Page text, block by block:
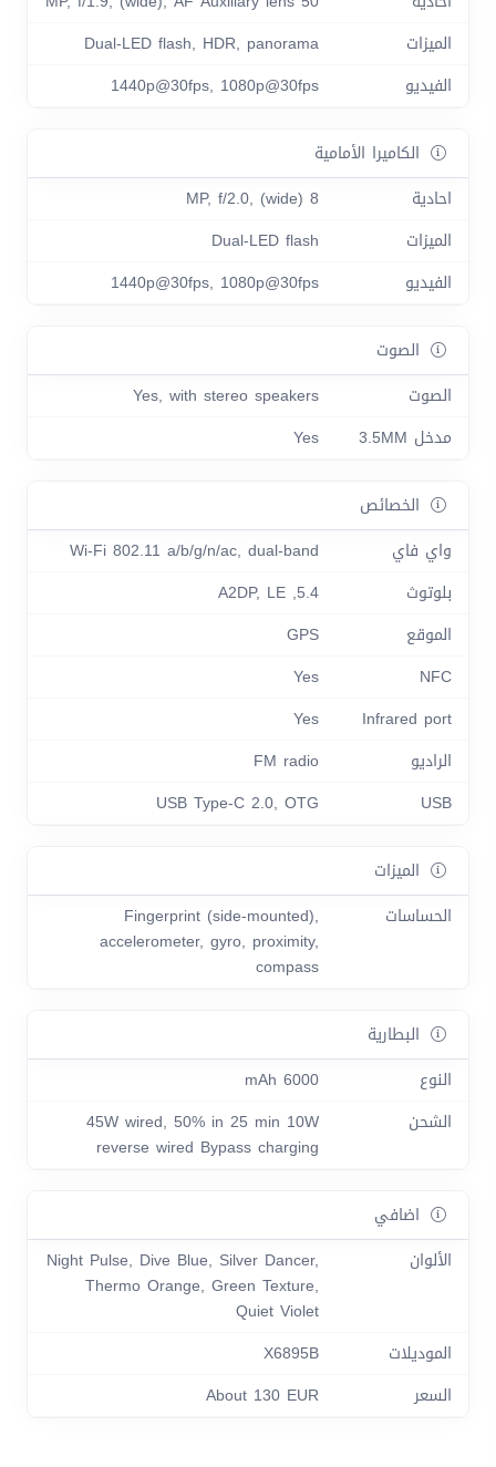
الميزات
Dual-LED flash, HDR, panorama
الفيديو
1440p@30fps, 1080p@30fps
الكاميرا الأمامية
احادية
8 MP, f/2.0, (wide)
الميزات
Dual-LED flash
الفيديو
1440p@30fps, 1080p@30fps
الصوت
الصوت
Yes, with stereo speakers
مدخل 3.5MM
Yes
الخصائص
واي فاي
Wi-Fi 802.11 a/b/g/n/ac, dual-band
بلوتوث
5.4, A2DP, LE
الموقع
GPS
NFC
Yes
Infrared port
Yes
الراديو
FM radio
USB
USB Type-C 2.0, OTG
الميزات
الحساسات
Fingerprint (side-mounted),
accelerometer, gyro, proximity,
compass
البطارية
النوع
6000 mAh
الشحن
45W wired, 50% in 25 min 10W
reverse wired Bypass charging
اضافي
الألوان
Night Pulse, Dive Blue, Silver Dancer,
Thermo Orange, Green Texture,
Quiet Violet
الموديلات
X6895B
السعر
About 130 EUR